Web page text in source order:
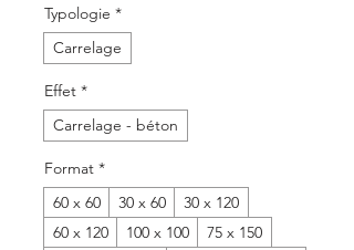
Typologie *
Carrelage
Effet *
Carrelage - béton
Format *
60 x 60
30 x 60
30 x 120
60 x 120
100 x 100
75 x 150